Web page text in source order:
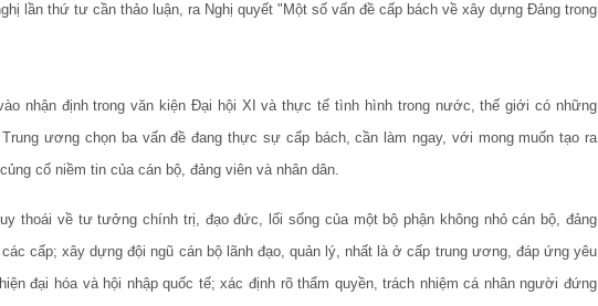
lần thứ tư cần thảo luận, ra Nghị quyết "Một số vấn đề cấp bách về xây dựng Đảng trong
nhận định trong văn kiện Đại hội XI và thực tế tình hình trong nước, thế giới có những
ương chọn ba vấn đề đang thực sự cấp bách, cần làm ngay, với mong muốn tạo ra
cố niềm tin của cán bộ, đảng viên và nhân dân.
thoái về tư tưởng chính trị, đạo đức, lối sống của một bộ phận không nhỏ cán bộ, đảng
cấp; xây dựng đội ngũ cán bộ lãnh đạo, quản lý, nhất là ở cấp trung ương, đáp ứng yêu
đại hóa và hội nhập quốc tế; xác định rõ thẩm quyền, trách nhiệm cá nhân người đứng